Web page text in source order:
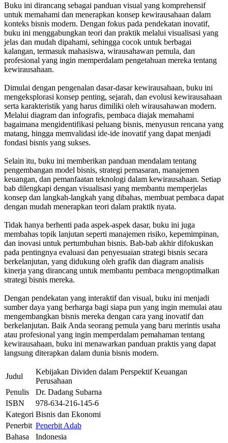
Buku ini dirancang sebagai panduan visual yang komprehensif
untuk memahami dan menerapkan konsep kewirausahaan dalam
konteks bisnis modern. Dengan fokus pada pendekatan inovatif,
buku ini menggabungkan teori dan praktik melalui visualisasi yang
jelas dan mudah dipahami, sehingga cocok untuk berbagai
kalangan, termasuk mahasiswa, wirausahawan pemula, dan
profesional yang ingin memperdalam pengetahuan mereka tentang
kewirausahaan.
Dimulai dengan pengenalan dasar-dasar kewirausahaan, buku ini
mengeksplorasi konsep penting, sejarah, dan evolusi kewirausahaan
serta karakteristik yang harus dimiliki oleh wirausahawan modern.
Melalui diagram dan infografis, pembaca diajak memahami
bagaimana mengidentifikasi peluang bisnis, menyusun rencana yang
matang, hingga memvalidasi ide-ide inovatif yang dapat menjadi
fondasi bisnis yang sukses.
Selain itu, buku ini memberikan panduan mendalam tentang
pengembangan model bisnis, strategi pemasaran, manajemen
keuangan, dan pemanfaatan teknologi dalam kewirausahaan. Setiap
bab dilengkapi dengan visualisasi yang membantu memperjelas
konsep dan langkah-langkah yang dibahas, membuat pembaca dapat
dengan mudah menerapkan teori dalam praktik nyata.
Tidak hanya berhenti pada aspek-aspek dasar, buku ini juga
membahas topik lanjutan seperti manajemen risiko, kepemimpinan,
dan inovasi untuk pertumbuhan bisnis. Bab-bab akhir difokuskan
pada pentingnya evaluasi dan penyesuaian strategi bisnis secara
berkelanjutan, yang didukung oleh grafik dan diagram analisis
kinerja yang dirancang untuk membantu pembaca mengoptimalkan
strategi bisnis mereka.
Dengan pendekatan yang interaktif dan visual, buku ini menjadi
sumber daya yang berharga bagi siapa pun yang ingin memulai atau
mengembangkan bisnis mereka dengan cara yang inovatif dan
berkelanjutan. Baik Anda seorang pemula yang baru merintis usaha
atau profesional yang ingin memperdalam pemahaman tentang
kewirausahaan, buku ini menawarkan panduan praktis yang dapat
langsung diterapkan dalam dunia bisnis modern.
Judul
Kebijakan Dividen dalam Perspektif Keuangan
Perusahaan
Penulis
Dr. Dadang Subarna
ISBN
978-634-216-145-6
Kategori Bisnis dan Ekonomi
Penerbit Penerbit Adab
Bahasa
Indonesia